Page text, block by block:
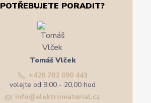
POTŘEBUJETE PORADIT?
Tomáš Vlček
+420 702 090 443
volejte od 9,00 - 20,00 hod
info@elektromaterial.cz